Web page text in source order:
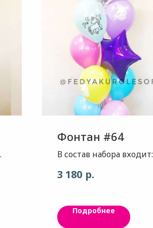
Фонтан #64
В состав набора входит:
единорог, 1шт Звезда - ,
1шт. Шар - цвет нежная
пастель - ассорти,
3 180 р.
Подробнее